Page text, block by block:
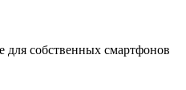
для собственных смартфонов